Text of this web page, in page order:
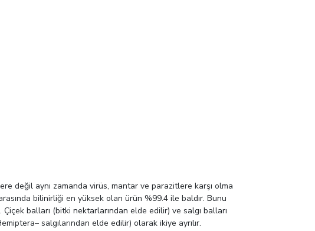
değil aynı zamanda virüs, mantar ve parazitlere karşı olma
bilinirliği en yüksek olan ürün %99.4 ile baldır. Bunu
balları (bitki nektarlarından elde edilir) ve salgı balları
salgılarından elde edilir) olarak ikiye ayrılır.